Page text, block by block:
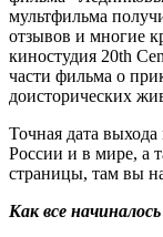
мультфильма
отзывов и многие
киностудия 20th
части фильма о
доисторических
Точная дата
России и в мире, а
страницы, там вы
Как все начиналось